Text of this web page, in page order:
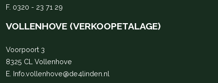
F. 0320 - 23 71 29
VOLLENHOVE (VERKOOPETALAGE)
Voorpoort 3
8325 CL Vollenhove
E. Info.vollenhove@de4linden.nl